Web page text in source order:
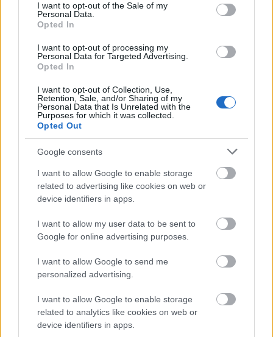
I want to opt-out of the Sale of my
Personal Data.
Opted In
I want to opt-out of processing my
Personal Data for Targeted Advertising.
Opted In
I want to opt-out of Collection, Use,
Retention, Sale, and/or Sharing of my
Personal Data that Is Unrelated with the
Purposes for which it was collected.
Opted Out
Google consents
I want to allow Google to enable storage
related to advertising like cookies on web or
device identifiers in apps.
I want to allow my user data to be sent to
Google for online advertising purposes.
I want to allow Google to send me
personalized advertising.
I want to allow Google to enable storage
related to analytics like cookies on web or
device identifiers in apps.
2016. február 16.
magazinoknál kezdő Crowe a Majdnem híres című
filmben már megemlékezett arról, milyen a zenei
stábot állítja középpontba, a melósokat, akik nélkül
pózolni lehet, de…
Trailert kapott Cameron Crowe